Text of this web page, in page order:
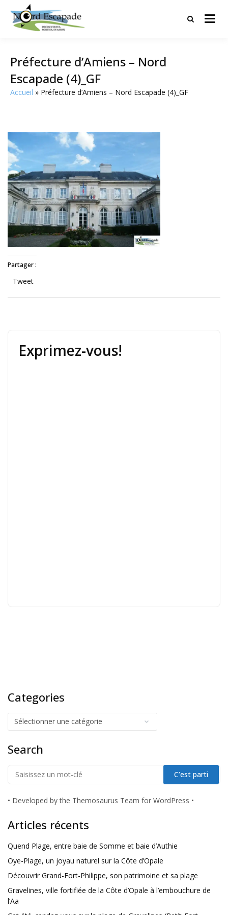
Tourisme et randonnées en Hauts
Préfecture d’Amiens – Nord
Escapade (4)_GF
Accueil Préfecture d’Amiens – Nord Escapade (4)_GF
Partager :
Tweet
Exprimez-vous!
Categories
Search
• Developed by the Themosaurus Team for WordPress •
Articles récents
Quend Plage, entre baie de Somme et baie d’Authie
Oye-Plage, un joyau naturel sur la Côte d’Opale
Découvrir Grand-Fort-Philippe, son patrimoine et sa plage
Gravelines, ville fortifiée de la Côte d’Opale à l’embouchure de
l’Aa